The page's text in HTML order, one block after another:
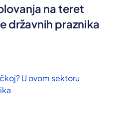
na teret
državnih praznika